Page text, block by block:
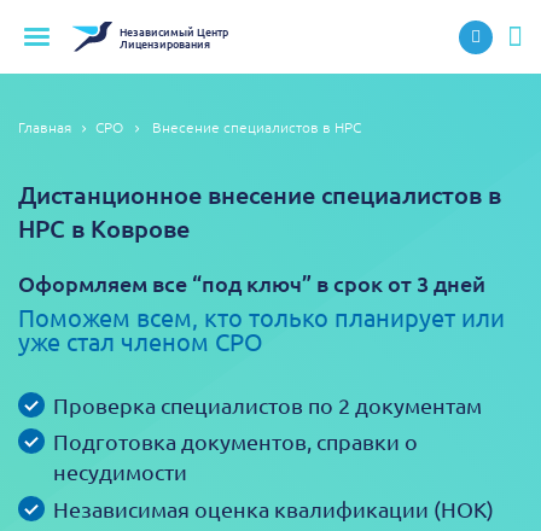
НезависимыйЦентр
Лицензирования
Главная СРО Внесение специалистов в НРС
Дистанционное внесение специалистов в
НРС в Коврове
Оформляем все “под ключ” в срок от 3 дней
Поможем всем, кто только планирует или
уже стал членом СРО
Проверка специалистов по 2 документам
Подготовка документов, справки о
несудимости
Независимая оценка квалификации (НОК)